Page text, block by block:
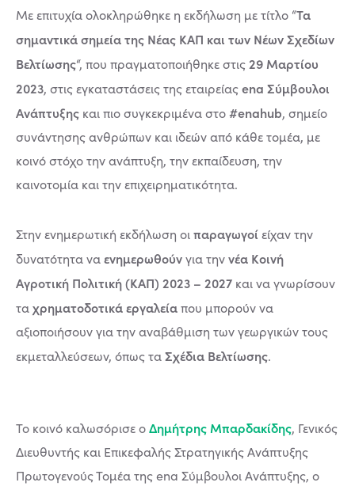
Με επιτυχία ολοκληρώθηκε η εκδήλωση με τίτλο “Τα
σημαντικά σημεία της Νέας ΚΑΠ και των Νέων Σχεδίων
Βελτίωσης“, που πραγματοποιήθηκε στις29 Μαρτίου
2023, στις εγκαταστάσεις της εταιρείαςena Σύμβουλοι
Ανάπτυξης και πιο συγκεκριμένα στο#enahub, σημείο
συνάντησης ανθρώπων και ιδεών από κάθε τομέα, με
κοινό στόχο την ανάπτυξη, την εκπαίδευση, την
καινοτομία και την επιχειρηματικότητα.
Στην ενημερωτική εκδήλωση οιπαραγωγοίείχαν την
δυνατότητα ναενημερωθούνγια τηννέα Κοινή
Αγροτική Πολιτική (ΚΑΠ) 2023 – 2027 και να γνωρίσουν
ταχρηματοδοτικά εργαλείαπου μπορούν να
αξιοποιήσουν για την αναβάθμιση των γεωργικών τους
εκμεταλλεύσεων, όπως ταΣχέδια Βελτίωσης.
Το κοινό καλωσόρισε οΔημήτρης Μπαρδακίδης, Γενικός
Διευθυντής και Επικεφαλής Στρατηγικής Ανάπτυξης
Πρωτογενούς Τομέα της ena Σύμβουλοι Ανάπτυξης, ο